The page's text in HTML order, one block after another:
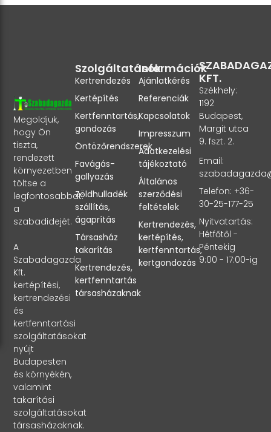
Megoldjuk,
hogy Ön
tiszta,
rendezett
környezetben
töltse a
legfontosabbat:
a
szabadidejét.
A
Szabadagazda
Kft.
kertépítési,
kertrendezési
és
kertfenntartási
szolgáltatásokat
nyújt
Budapesten
és környékén,
valamint
takarítási
szolgáltatásokat
társasházaknak.
Információk
Ajánlatkérés
Referenciák
Kapcsolatok
Impresszum
Adatkezelési
tájékoztató
Általános
szerződési
feltételek
Kertrendezés,
kertépítés,
kertfenntartás,
kertgondozás
Szolgáltatások
Kertrendezés
Kertépítés
Kertfenntartás,
gondozás
Öntözőrendszerek
Favágás-
gallyazás
Zöldhulladék
szállítás,
ágaprítás
Társasház
takarítás
Kertrendezés,
kertfenntartás
társasházaknak
KFT.
Székhely:
1192
Budapest,
Margit utca
9. fszt. 2.
Email:
Telefon: +36-
30-25-177-25
Nyitvatartás:
Hétfőtől -
Péntekig
9:00 - 17:00-ig